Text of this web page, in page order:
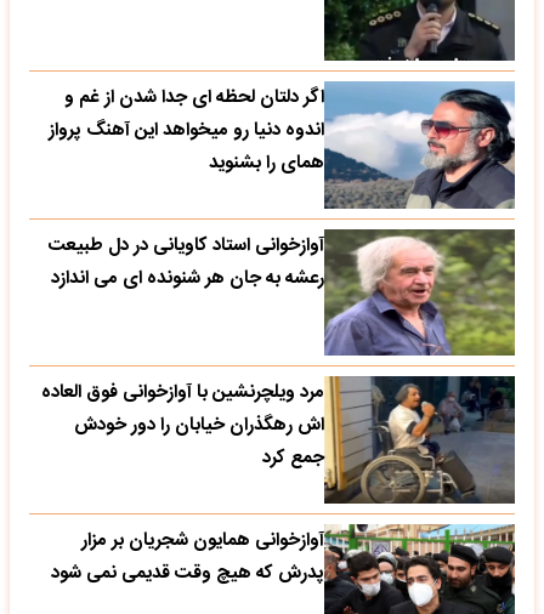
اگر دلتان لحظه ای جدا شدن از غم و
اندوه دنیا رو میخواهد این آهنگ پرواز
همای را بشنوید
آوازخوانی استاد کاویانی در دل طبیعت
رعشه به جان هر شنونده ای می اندازد
مرد ویلچرنشین با آوازخوانی فوق العاده
اش رهگذران خیابان را دور خودش
جمع کرد
آوازخوانی همایون شجریان بر مزار
پدرش که هیچ وقت قدیمی نمی شود